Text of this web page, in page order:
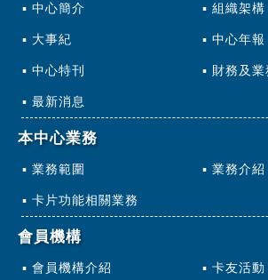
中心簡介 組織架構
大事紀 中心年報
中心特刊 財務及
最新消息
本中心業務
業務範圍 業務介紹
卡片功能相關業務
會員機構
會員機構介紹 卡友活動